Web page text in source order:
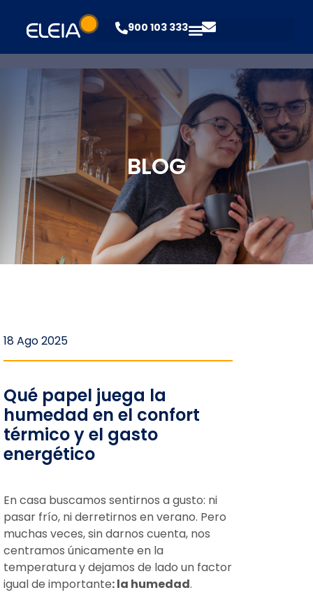
900 103 333
BLOG
18 Ago 2025
Qué papel juega la
humedad en el confort
térmico y el gasto
energético
En casa buscamos sentirnos a gusto: ni
pasar frío, ni derretirnos en verano. Pero
muchas veces, sin darnos cuenta, nos
centramos únicamente en la
temperatura y dejamos de lado un factor
igual de importante: la humedad.